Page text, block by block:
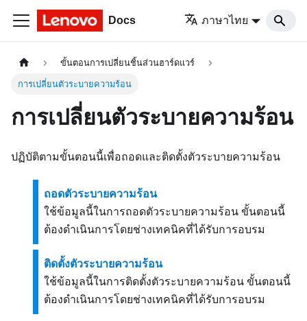
Docs ภาษาไทย
ขั้นตอนการเปลี่ยนชิ้นส่วนฮาร์ดแวร์
การเปลี่ยนตัวระบายความร้อน
การเปลี่ยนตัวระบายความร้อน
ปฏิบัติตามขั้นตอนนี้เพื่อถอดและติดตั้งตัวระบายความร้อน
ถอดตัวระบายความร้อน
ใช้ข้อมูลนี้ในการถอดตัวระบายความร้อน ขั้นตอนนี้
ต้องดำเนินการโดยช่างเทคนิคที่ได้รับการอบรม
ติดตั้งตัวระบายความร้อน
ใช้ข้อมูลนี้ในการติดตั้งตัวระบายความร้อน ขั้นตอนนี้
ต้องดำเนินการโดยช่างเทคนิคที่ได้รับการอบรม